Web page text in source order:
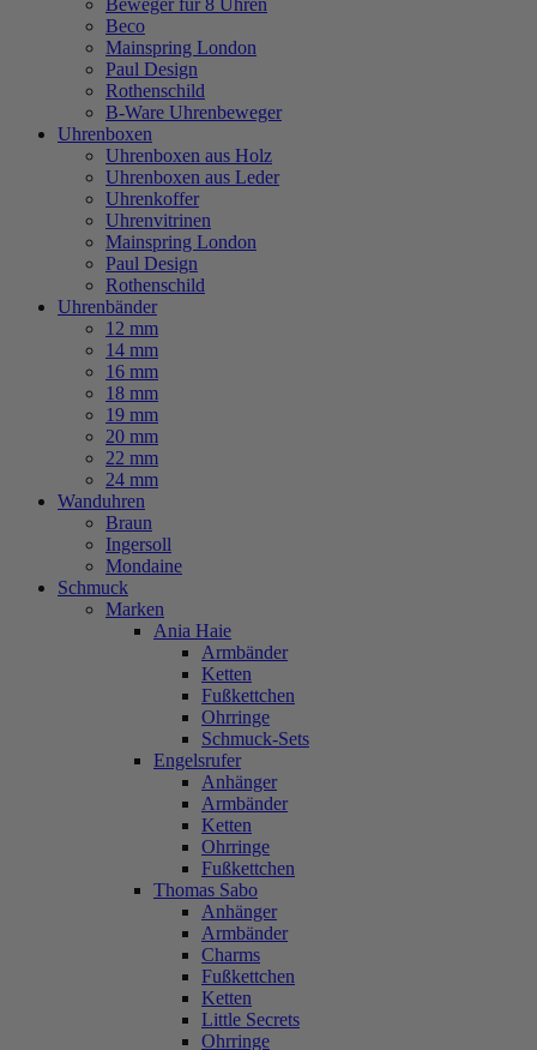
Beweger für 8 Uhren
Beco
Mainspring London
Paul Design
Rothenschild
B-Ware Uhrenbeweger
Uhrenboxen
Uhrenboxen aus Holz
Uhrenboxen aus Leder
Uhrenkoffer
Uhrenvitrinen
Mainspring London
Paul Design
Rothenschild
Uhrenbänder
12 mm
14 mm
16 mm
18 mm
19 mm
20 mm
22 mm
24 mm
Wanduhren
Braun
Ingersoll
Mondaine
Schmuck
Marken
Ania Haie
Armbänder
Ketten
Fußkettchen
Ohrringe
Schmuck-Sets
Engelsrufer
Anhänger
Armbänder
Ketten
Ohrringe
Fußkettchen
Thomas Sabo
Anhänger
Armbänder
Charms
Fußkettchen
Ketten
Little Secrets
Ohrringe